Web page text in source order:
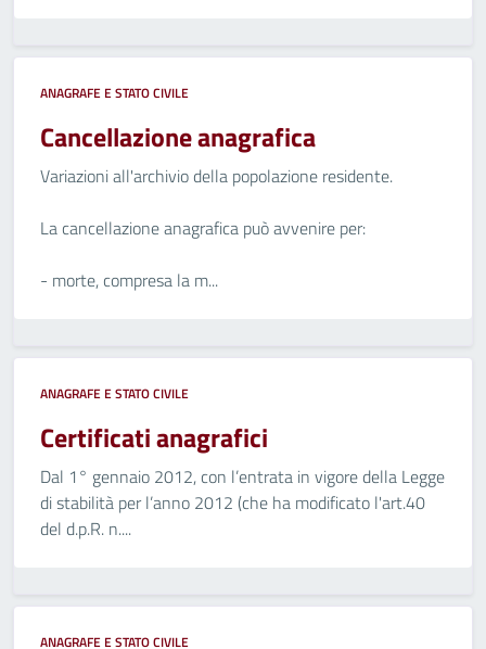
ANAGRAFE E STATO CIVILE
Cancellazione anagrafica
Variazioni all'archivio della popolazione residente.
La cancellazione anagrafica può avvenire per:
- morte, compresa la m...
ANAGRAFE E STATO CIVILE
Certificati anagrafici
Dal 1° gennaio 2012, con l’entrata in vigore della Legge
di stabilità per l’anno 2012 (che ha modificato l'art.40
del d.p.R. n....
ANAGRAFE E STATO CIVILE